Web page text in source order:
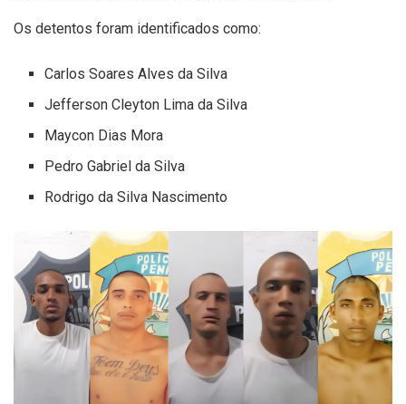
Os detentos foram identificados como:
Carlos Soares Alves da Silva
Jefferson Cleyton Lima da Silva
Maycon Dias Mora
Pedro Gabriel da Silva
Rodrigo da Silva Nascimento